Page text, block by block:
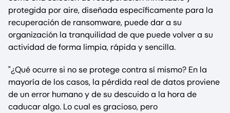
protegida por aire, diseñada específicamente para la
recuperación de ransomware, puede dar a su
organización la tranquilidad de que puede volver a su
actividad de forma limpia, rápida y sencilla.
"¿Qué ocurre si no se protege contra sí mismo? En la
mayoría de los casos, la pérdida real de datos proviene
de un error humano y de su descuido a la hora de
caducar algo. Lo cual es gracioso, pero